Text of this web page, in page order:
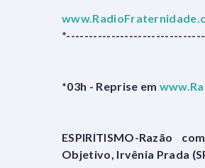
*03h - Reprise em
ESPIRITISMO-Razão
Objetivo, Irvênia Prada